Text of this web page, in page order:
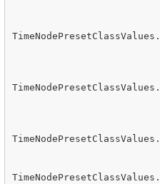
TimeNodePresetClassValues .
TimeNodePresetClassValues .
TimeNodePresetClassValues .
TimeNodePresetClassValues .